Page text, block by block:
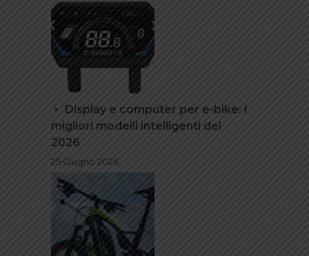
Display e computer per e-bike: i
migliori modelli intelligenti del
2026
25 Giugno 2026